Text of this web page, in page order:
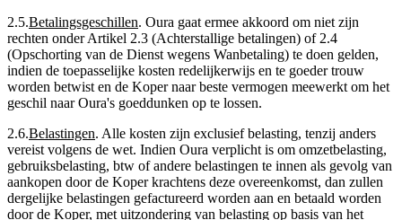
2.5.Betalingsgeschillen. Oura gaat ermee akkoord om niet zijn
rechten onder Artikel 2.3 (Achterstallige betalingen) of 2.4
(Opschorting van de Dienst wegens Wanbetaling) te doen gelden,
indien de toepasselijke kosten redelijkerwijs en te goeder trouw
worden betwist en de Koper naar beste vermogen meewerkt om het
geschil naar Oura's goeddunken op te lossen.
2.6.Belastingen. Alle kosten zijn exclusief belasting, tenzij anders
vereist volgens de wet. Indien Oura verplicht is om omzetbelasting,
gebruiksbelasting, btw of andere belastingen te innen als gevolg van
aankopen door de Koper krachtens deze overeenkomst, dan zullen
dergelijke belastingen gefactureerd worden aan en betaald worden
door de Koper, met uitzondering van belasting op basis van het